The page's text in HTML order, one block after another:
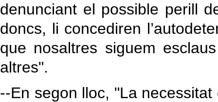
denunciant el possible perill
doncs, li concediren
que nosaltres siguem
altres".
--En segon lloc, "La